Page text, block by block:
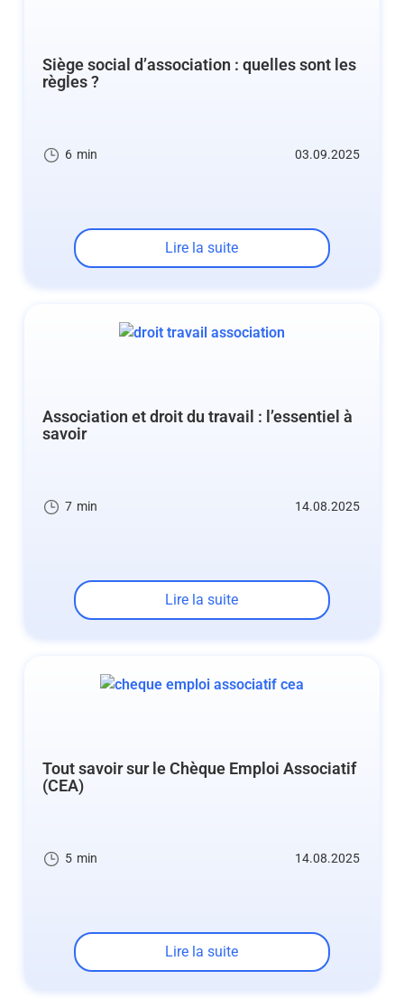
Siège social d’association : quelles sont les
règles ?
6 min 03.09.2025
Lire la suite
Association et droit du travail : l’essentiel à
savoir
7 min 14.08.2025
Lire la suite
Tout savoir sur le Chèque Emploi Associatif
(CEA)
5 min 14.08.2025
Lire la suite